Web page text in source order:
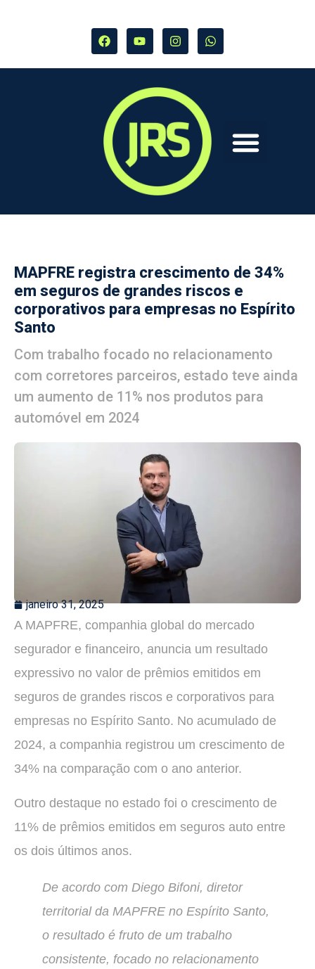
MAPFRE registra crescimento de 34%
em seguros de grandes riscos e
corporativos para empresas no Espírito
Santo
Com trabalho focado no relacionamento
com corretores parceiros, estado teve ainda
um aumento de 11% nos produtos para
automóvel em 2024
janeiro 31, 2025
A MAPFRE, companhia global do mercado
segurador e financeiro, anuncia um resultado
expressivo no valor de prêmios emitidos em
seguros de grandes riscos e corporativos para
empresas no Espírito Santo. No acumulado de
2024, a companhia registrou um crescimento de
34% na comparação com o ano anterior.
Outro destaque no estado foi o crescimento de
11% de prêmios emitidos em seguros auto entre
os dois últimos anos.
De acordo com Diego Bifoni, diretor
territorial da MAPFRE no Espírito Santo,
o resultado é fruto de um trabalho
consistente, focado no relacionamento